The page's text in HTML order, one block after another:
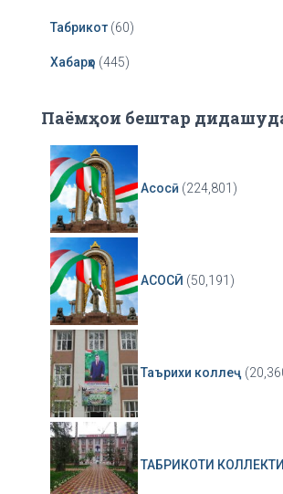
Табрикот (60)
Хабарҳо (445)
Паёмҳои бештар
Асосӣ (224,801)
АСОСӢ (50,191)
Таърихи коллеҷ
ТАБРИКОТИ